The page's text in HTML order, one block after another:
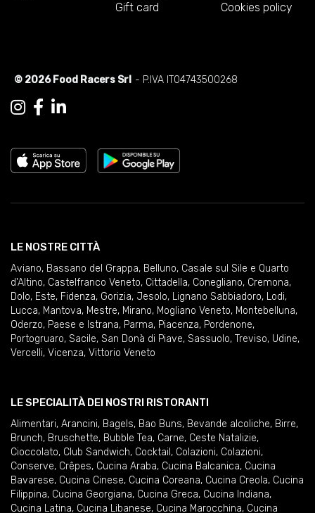
Gift card
Cookies policy
© 2026 Food Racers Srl - P.IVA IT04743500268
LE NOSTRE CITTÀ
Aviano, Bassano del Grappa, Belluno, Casale sul Sile e Quarto
d'Altino, Castelfranco Veneto, Cittadella, Conegliano, Cremona,
Dolo, Este, Fidenza, Gorizia, Jesolo, Lignano Sabbiadoro, Lodi,
Lucca, Mantova, Mestre, Mirano, Mogliano Veneto, Montebelluna,
Oderzo, Paese e Istrana, Parma, Piacenza, Pordenone,
Portogruaro, Sacile, San Donà di Piave, Sassuolo, Treviso, Udine,
Vercelli, Vicenza, Vittorio Veneto
LE SPECIALITÀ DEI NOSTRI RISTORANTI
Alimentari, Arancini, Bagels, Bao Buns, Bevande alcoliche, Birre,
Brunch, Bruschette, Bubble Tea, Carne, Ceste Natalizie,
Cioccolato, Club Sandwich, Cocktail , Colazioni, Colazioni,
Conserve, Crêpes, Cucina Araba, Cucina Balcanica, Cucina
Bavarese, Cucina Cinese, Cucina Coreana, Cucina Creola, Cucina
Filippina, Cucina Georgiana, Cucina Greca, Cucina Indiana,
Cucina Latina, Cucina Libanese, Cucina Marocchina, Cucina